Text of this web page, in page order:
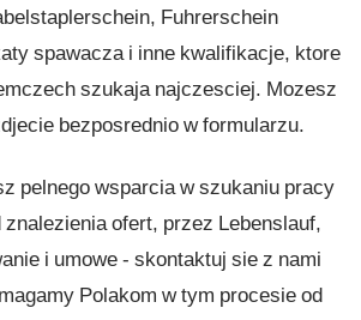
Fuhrerschein
spawacza i inne kwalifikacje, ktore
szukaja najczesciej. Mozesz
bezposrednio w formularzu.
pelnego wsparcia w szukaniu pracy
ofert, przez Lebenslauf,
i umowe - skontaktuj sie z nami
Polakom w tym procesie od